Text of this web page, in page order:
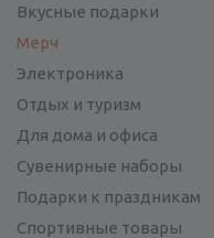
Вкусные подарки
Мерч
Электроника
Отдых и туризм
Для дома и офиса
Сувенирные наборы
Подарки к праздникам
Спортивные товары